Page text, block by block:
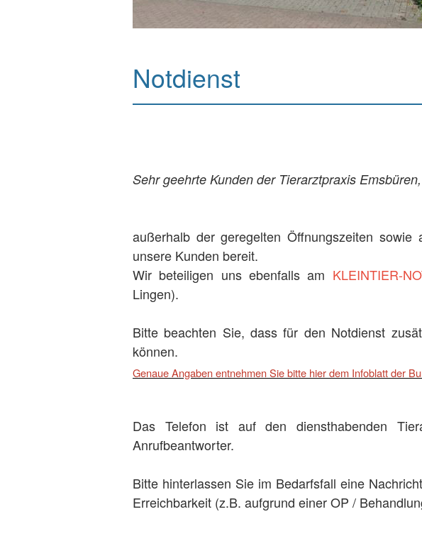
Notdienst
Sehr geehrte Kunden der Tierarztpraxis Emsbüren,
außerhalb der geregelten Öffnungszeiten
unsere Kunden bereit.
Wir beteiligen uns ebenfalls am KLEINTIER-
Lingen).
Bitte beachten Sie, dass für den Notdienst
können.
Genaue Angaben entnehmen Sie bitte hier dem Infoblatt der
Das Telefon ist auf den diensthabenden
Anrufbeantworter.
Bitte hinterlassen Sie im Bedarfsfall eine
Erreichbarkeit (z.B. aufgrund einer OP /